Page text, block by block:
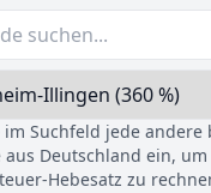
im Suchfeld jede andere
aus Deutschland ein,
Hebesatz zu